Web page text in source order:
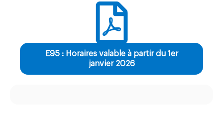
E95 : Horaires valable à partir du 1er
janvier 2026